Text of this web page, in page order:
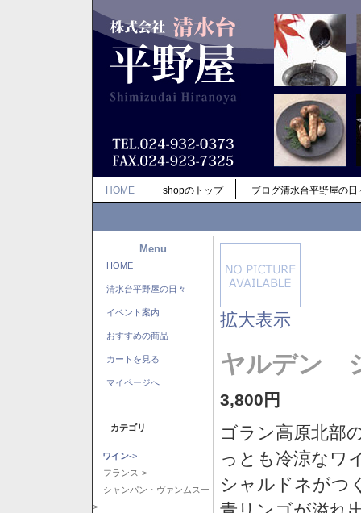
HOME shopのトップ ブログ清水台平野屋の日
Menu
HOME
清水台平野屋の日々
イベント案内
おすすめの商品
カートを見る
マイページへ
カテゴリ
ワイン->
- フランス->
- シャンパン・ヴァンムスー-
>
拡大表示
ヤルデン
3,800円
ゴラン高原北部
っとも冷涼なワ
シャルドネがつ